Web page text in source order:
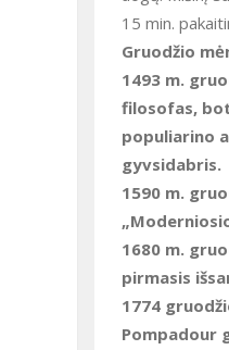
15 min.
Gruodžio
1493 m.
filosofas,
populiarino
gyvsidabris.
1590 m.
1680 m.
pirmasis
1774
Pompadour